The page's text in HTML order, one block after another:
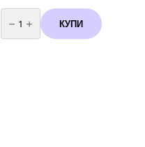
количество
за
Балони
Металик
КУПИ